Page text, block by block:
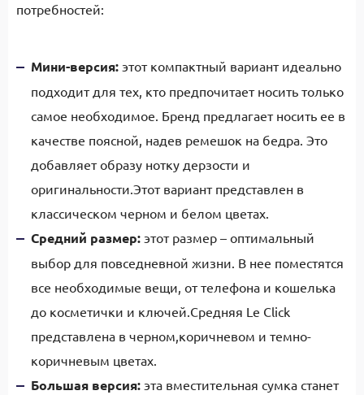
потребностей:
Мини-версия: этот компактный вариант идеально
подходит для тех, кто предпочитает носить только
самое необходимое. Бренд предлагает носить ее в
качестве поясной, надев ремешок на бедра. Это
добавляет образу нотку дерзости и
оригинальности.Этот вариант представлен в
классическом черном и белом цветах.
Средний размер: этот размер – оптимальный
выбор для повседневной жизни. В нее поместятся
все необходимые вещи, от телефона и кошелька
до косметички и ключей.Средняя Le Click
представлена в черном,коричневом и темно-
коричневым цветах.
Большая версия: эта вместительная сумка станет